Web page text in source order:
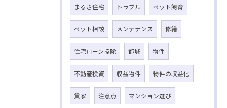
まるさ住宅 トラブル ペット飼育
ペット相談 メンテナンス 修繕
住宅ローン控除 都城 物件
不動産投資 収益物件 物件の収益化
貸家 注意点 マンション選び